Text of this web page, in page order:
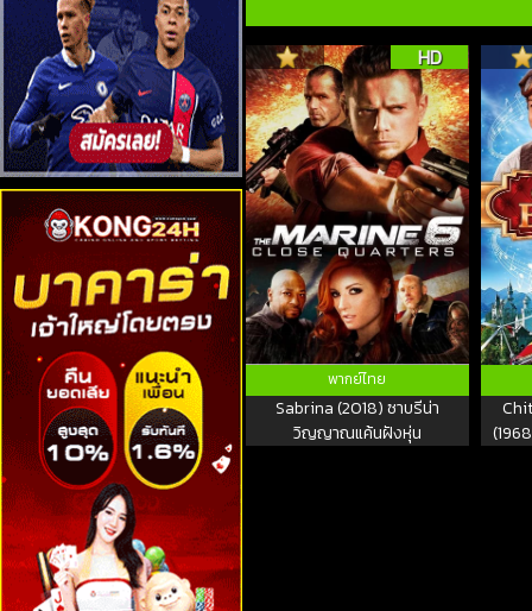
HD
พากย์ไทย
Sabrina (2018) ซาบรีน่า
วิญญาณแค้นฝังหุ่น